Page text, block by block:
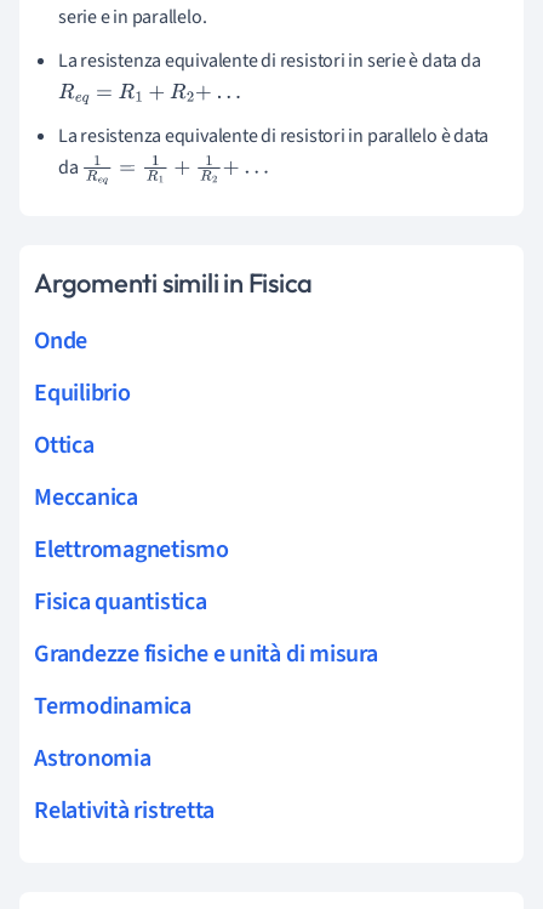
serie e in parallelo.
La resistenza equivalente di resistori in serie è data da
Req=R1 +R2 +.. .
La resistenza equivalente di resistori in parallelo è data
da 1Req=1 R1+ 1R2+...
Argomenti simili in Fisica
Onde
Equilibrio
Ottica
Meccanica
Elettromagnetismo
Fisica quantistica
Grandezze fisiche e unità di misura
Termodinamica
Astronomia
Relatività ristretta